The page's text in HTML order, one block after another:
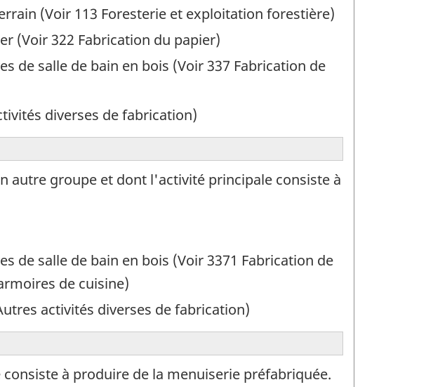
(Voir 113 Foresterie et exploitation forestière)
(Voir 322 Fabrication du papier)
salle de bain en bois (Voir 337 Fabrication de
diverses de fabrication)
autre groupe et dont l'activité principale consiste à
salle de bain en bois (Voir 3371 Fabrication de
de cuisine)
activités diverses de fabrication)
à produire de la menuiserie préfabriquée.